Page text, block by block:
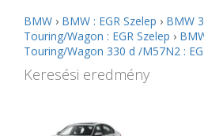
BMW › BMW : EGR Szelep › BMW
Touring/Wagon : EGR Szelep ›
Touring/Wagon 330 d /M57N2 :
Keresési eredmény